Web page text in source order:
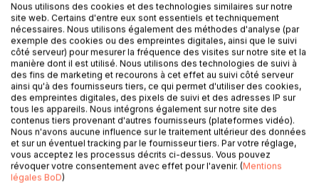
DESCRIPTION
49 % des Français ont une image négative de la jeunesse.
De nombreux préjugés se sont ainsi développés finissant
par poser un véritable problème politique. Impossible de
mener une bonne politique sur la base d'un mauvais
diagnostic.
Dès lors, il convient de lever ces préjugés afin de proposer
des solutions adaptées à la réalité de la jeunesse actuelle
Nous utilisons des cookies et des technologies similaires sur notre
site web. Certains d'entre eux sont essentiels et techniquement
nécessaires. Nous utilisons également des méthodes d'analyse (par
exemple des cookies ou des empreintes digitales, ainsi que le suivi
côté serveur) pour mesurer la fréquence des visites sur notre site et la
manière dont il est utilisé. Nous utilisons des technologies de suivi à
des fins de marketing et recourons à cet effet au suivi côté serveur
ainsi qu'à des fournisseurs tiers, ce qui permet d'utiliser des cookies,
des empreintes digitales, des pixels de suivi et des adresses IP sur
tous les appareils. Nous intégrons également sur notre site des
contenus tiers provenant d'autres fournisseurs (plateformes vidéo).
Nous n'avons aucune influence sur le traitement ultérieur des données
et sur un éventuel tracking par le fournisseur tiers. Par votre réglage,
vous acceptez les processus décrits ci-dessus. Vous pouvez
révoquer votre consentement avec effet pour l'avenir. (Mentions
légales BoD)